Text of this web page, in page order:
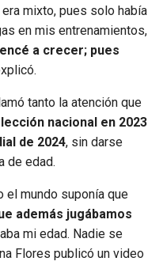
mixto, pues solo había
en mis entrenamientos,
a crecer; pues
tanto la atención que
nacional en 2023
de 2024, sin darse
de edad.
el mundo suponía que
además jugábamos
mi edad. Nadie se
Flores publicó un video